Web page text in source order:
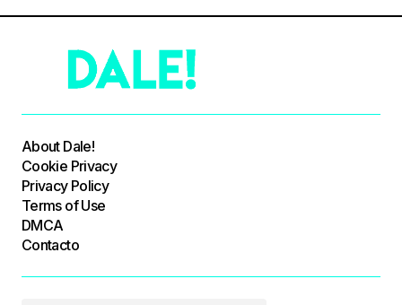
About Dale!
Cookie Privacy
Privacy Policy
Terms of Use
DMCA
Contacto